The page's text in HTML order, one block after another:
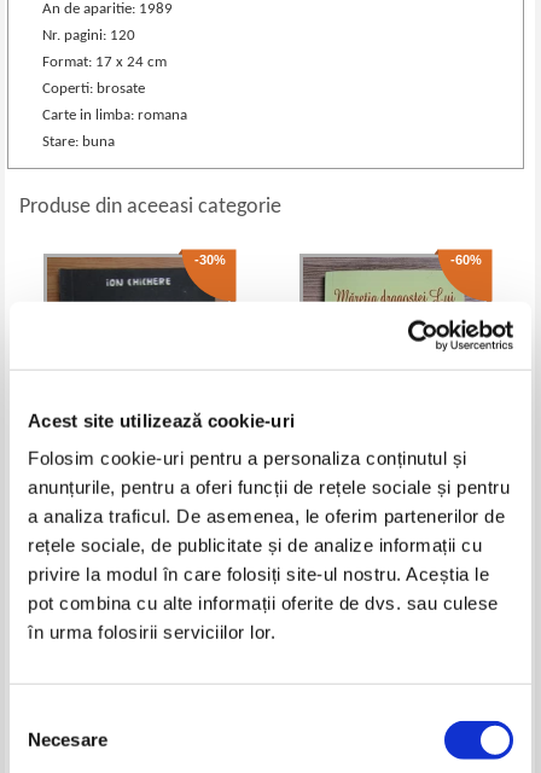
Acest site utilizează cookie-uri
Folosim cookie-uri pentru a personaliza conținutul și
anunțurile, pentru a oferi funcții de rețele sociale și pentru
a analiza traficul. De asemenea, le oferim partenerilor de
rețele sociale, de publicitate și de analize informații cu
privire la modul în care folosiți site-ul nostru. Aceștia le
pot combina cu alte informații oferite de dvs. sau culese
în urma folosirii serviciilor lor.
consimțământului
Necesare
An de aparitie: 1989
Nr. pagini: 120
Format: 17 x 24 cm
Coperti: brosate
Carte in limba: romana
Stare: buna
Produse din aceeasi categorie
-30%
Ion Chichere - Poeme vesele si
triste scrise prin carciumi
comuniste
Pret: 12,00Lei 8,40
Adaugă în coș
-60%
Lidia Albert - Maretia dragostei
Lui, volumul 2. Mesaje divine
despre virtuti crestine
Pret: Lei
Adaugă în coș